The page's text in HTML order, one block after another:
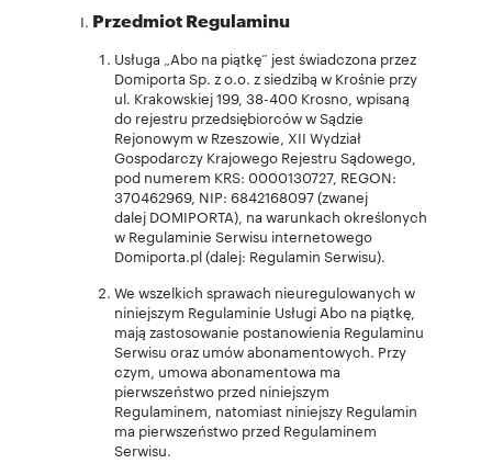
Przedmiot Regulaminu
Usługa „Abo na piątkę” jest świadczona przez
Domiporta Sp. z o.o. z siedzibą w Krośnie przy
ul. Krakowskiej 199, 38-400 Krosno, wpisaną
do rejestru przedsiębiorców w Sądzie
Rejonowym w Rzeszowie, XII Wydział
Gospodarczy Krajowego Rejestru Sądowego,
pod numerem KRS: 0000130727, REGON:
370462969, NIP: 6842168097 (zwanej
dalej DOMIPORTA), na warunkach określonych
w Regulaminie Serwisu internetowego
Domiporta.pl (dalej: Regulamin Serwisu).
We wszelkich sprawach nieuregulowanych w
niniejszym Regulaminie Usługi Abo na piątkę,
mają zastosowanie postanowienia Regulaminu
Serwisu oraz umów abonamentowych. Przy
czym, umowa abonamentowa ma
pierwszeństwo przed niniejszym
Regulaminem, natomiast niniejszy Regulamin
ma pierwszeństwo przed Regulaminem
Serwisu.